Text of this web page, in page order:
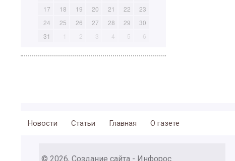
17
18 19 20 21 22
23
24
25 26 27 28 29
30
31
1 2 3 4 5 6
Новости Статьи Главная О газете
© 2026, Создание сайта - Инфорос